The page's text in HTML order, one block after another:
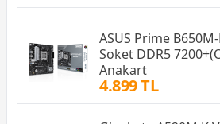
ASUS Prime
Soket DDR5
Anakart
4.899 TL